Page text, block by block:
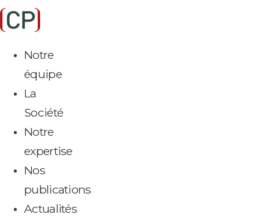
Aller
au
Notre
équipe
La
Société
Notre
expertise
Nos
publications
Actualités